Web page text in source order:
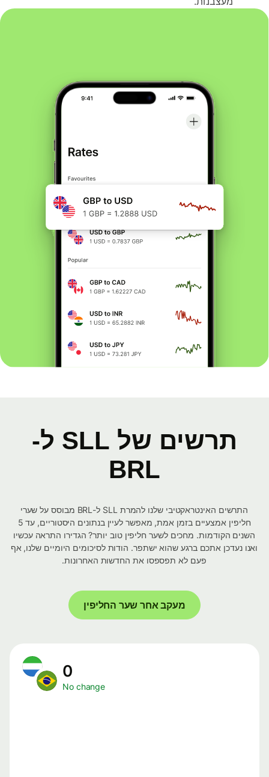
תרשים של SLL ל-
BRL
התרשים האינטראקטיבי שלנו להמרת SLL ל-BRL מבוסס על שערי
חליפין אמצעיים בזמן אמת, מאפשר לעיין בנתונים היסטוריים, עד 5
השנים הקודמות. מחכים לשער חליפין טוב יותר? הגדירו התראה עכשיו
ואנו נעדכן אתכם ברגע שהוא ישתפר. הודות לסיכומים היומיים שלנו, אף
פעם לא תפספסו את החדשות האחרונות.
מעקב אחר שער החליפין
No change